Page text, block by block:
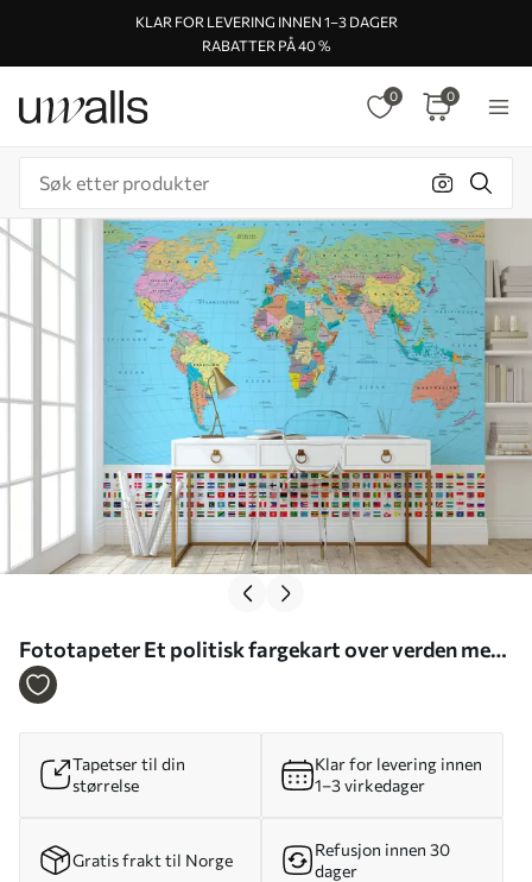
KLAR FOR LEVERING INNEN 1–3 DAGER
RABATTER PÅ 40 %
0 0
Fototapeter Et politisk fargekart over verden med
flagg på tysk Nr. c00004de
Tapetser til din
størrelse
Klar for levering innen
1–3 virkedager
Gratis frakt til Norge
Refusjon innen 30
dager